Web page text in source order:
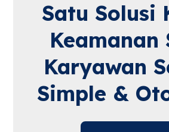
Satu Solusi
Keamanan
Karyawan
Simple &